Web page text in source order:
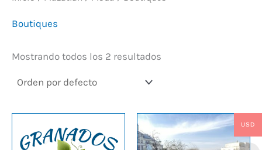
Boutiques
Mostrando todos los 2 resultados
USD